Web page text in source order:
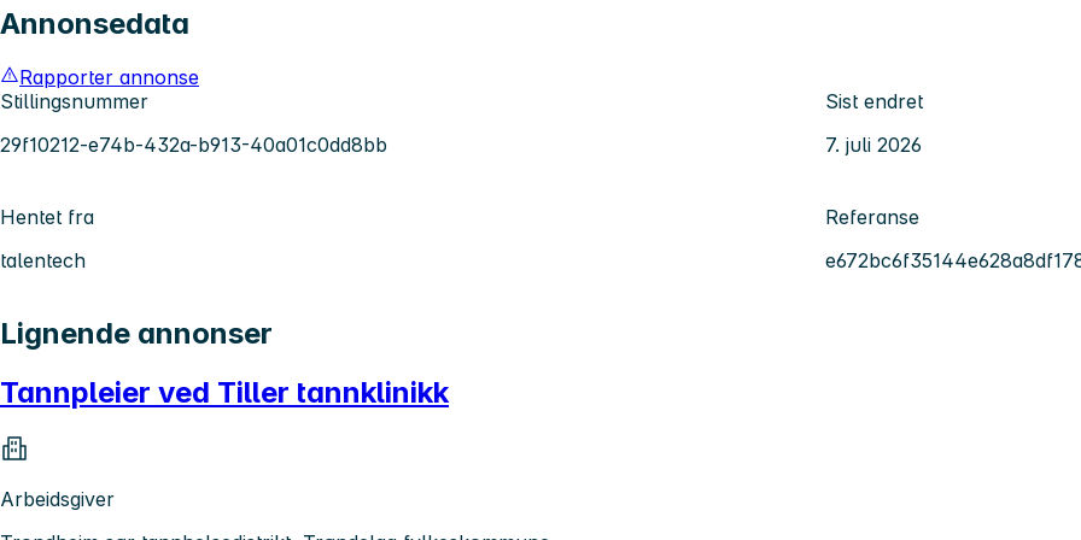
Annonsedata
Rapporter annonse
Stillingsnummer
29f10212-e74b-432a-b913-40a01c0dd8bb
Sist endret
7. juli 2026
Hentet fra
talentech
Referanse
Lignende annonser
Tannpleier ved Tiller tannklinikk
Arbeidsgiver